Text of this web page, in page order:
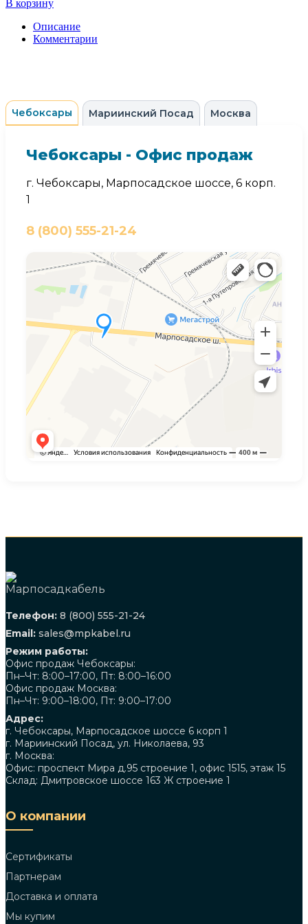
В корзину
Описание
Комментарии
Чебоксары Мариинский Посад Москва
Чебоксары - Офис продаж
г. Чебоксары, Марпосадское шоссе, 6 корп.
1
8 (800) 555-21-24
Телефон: 8 (800) 555-21-24
Email: sales@mpkabel.ru
Режим работы:
Офис продаж Чебоксары:
Пн–Чт: 8:00–17:00, Пт: 8:00–16:00
Офис продаж Москва:
Пн–Чт: 9:00–18:00, Пт: 9:00–17:00
Адрес:
г. Чебоксары, Марпосадское шоссе 6 корп 1
г. Мариинский Посад, ул. Николаева, 93
г. Москва:
Офис: проспект Мира д.95 строение 1, офис 1515, этаж 15
Склад: Дмитровское шоссе 163 Ж строение 1
О компании
Сертификаты
Партнерам
Доставка и оплата
Мы купим